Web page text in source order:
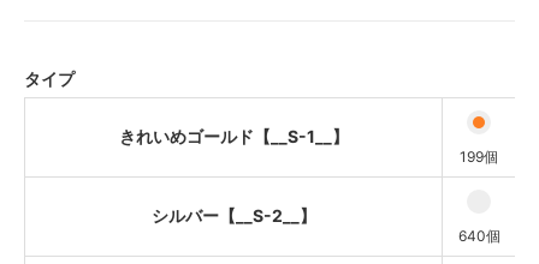
アウトレット シルバー【__S-
タイプ
きれいめゴールド【__S-1__】
199個
シルバー【__S-2__】
640個